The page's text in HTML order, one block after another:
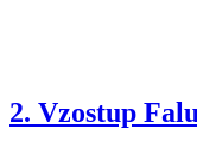
2. Vzostup